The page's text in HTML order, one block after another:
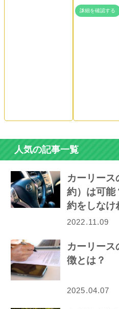
詳細を確認する
人気の記事一覧
カーリース
約）は可能
約をしなけ
ら…
2022.11.09
カーリース
徴とは？
2025.04.07